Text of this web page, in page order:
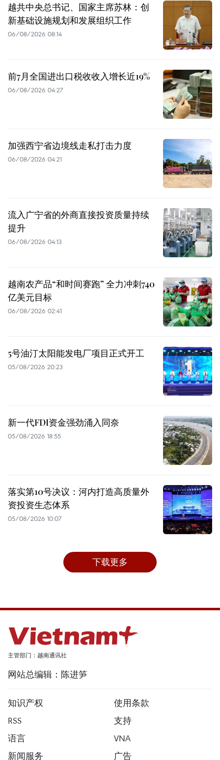
越共中央总书记、国家主席苏林：创
新基础设施规划和发展组织工作
06/08/2026 08:14
前7月全国进出口税收收入增长近19%
06/08/2026 04:27
加强西宁省边境线走私打击力度
06/08/2026 04:21
流入广宁省的外商直接投资质量持续
提升
06/08/2026 04:13
越南农产品“和时间赛跑” 全力冲刺740
亿美元目标
06/08/2026 02:41
5号油汀太阳能发电厂项目正式开工
05/08/2026 20:23
新一代FDI资金强劲涌入同奈
05/08/2026 18:55
落实第10号决议：河内打造高质量外
资投资生态体系
05/08/2026 10:07
下载更多
主管部门：越南通讯社
网站总编辑：陈进笋
知识产权
使用条款
RSS
支持
语言
VNA
新闻服务
广告